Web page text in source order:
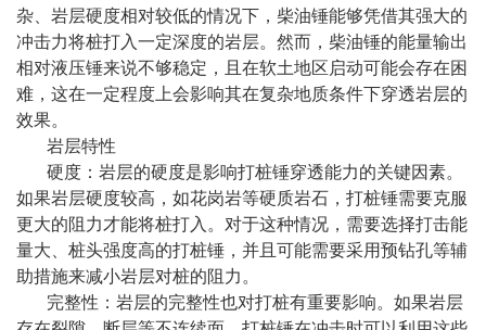
杂、岩层硬度相对较低的情况下，柴油锤能够凭借其强大的
冲击力将桩打入一定深度的岩层。然而，柴油锤的能量输出
相对液压锤来说不够稳定，且在软土地区启动可能会存在困
难，这在一定程度上会影响其在复杂地质条件下穿透岩层的
效果。
岩层特性
硬度：岩层的硬度是影响打桩锤穿透能力的关键因素。
如果岩层硬度较高，如花岗岩等硬质岩石，打桩锤需要克服
更大的阻力才能将桩打入。对于这种情况，需要选择打击能
量大、桩头强度高的打桩锤，并且可能需要采用预钻孔等辅
助措施来减小岩层对桩的阻力。
完整性：岩层的完整性也对打桩有重要影响。如果岩层